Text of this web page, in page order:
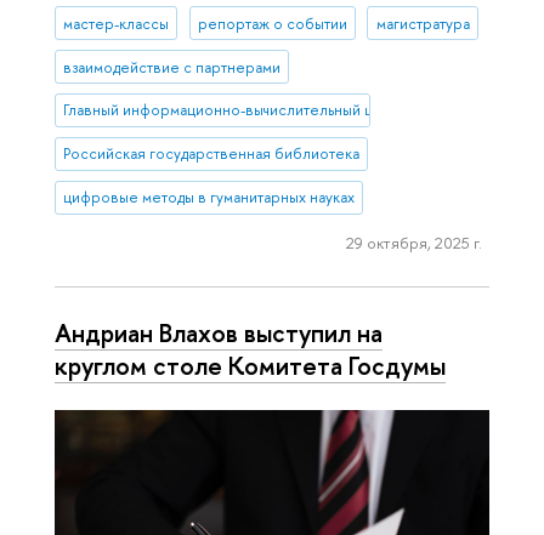
мастер-классы репортаж о событии магистратура
взаимодействие с партнерами
Главный информационно-вычислительный центр Минкультуры
Российская государственная библиотека
цифровые методы в гуманитарных науках
29 октября, 2025 г.
Андриан Влахов выступил на
круглом столе Комитета Госдумы